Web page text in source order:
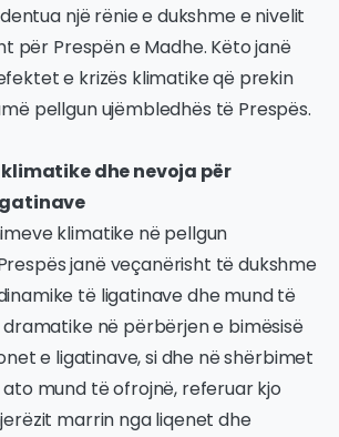
një rënie e dukshme e nivelit
për Prespën e Madhe. Këto janë
e krizës klimatike që prekin
pellgun ujëmbledhës të Prespës.
klimatike dhe nevoja për
klimatike në pellgun
janë veçanërisht të dukshme
të ligatinave dhe mund të
në përbërjen e bimësisë
e ligatinave, si dhe në shërbimet
mund të ofrojnë, referuar kjo
marrin nga liqenet dhe